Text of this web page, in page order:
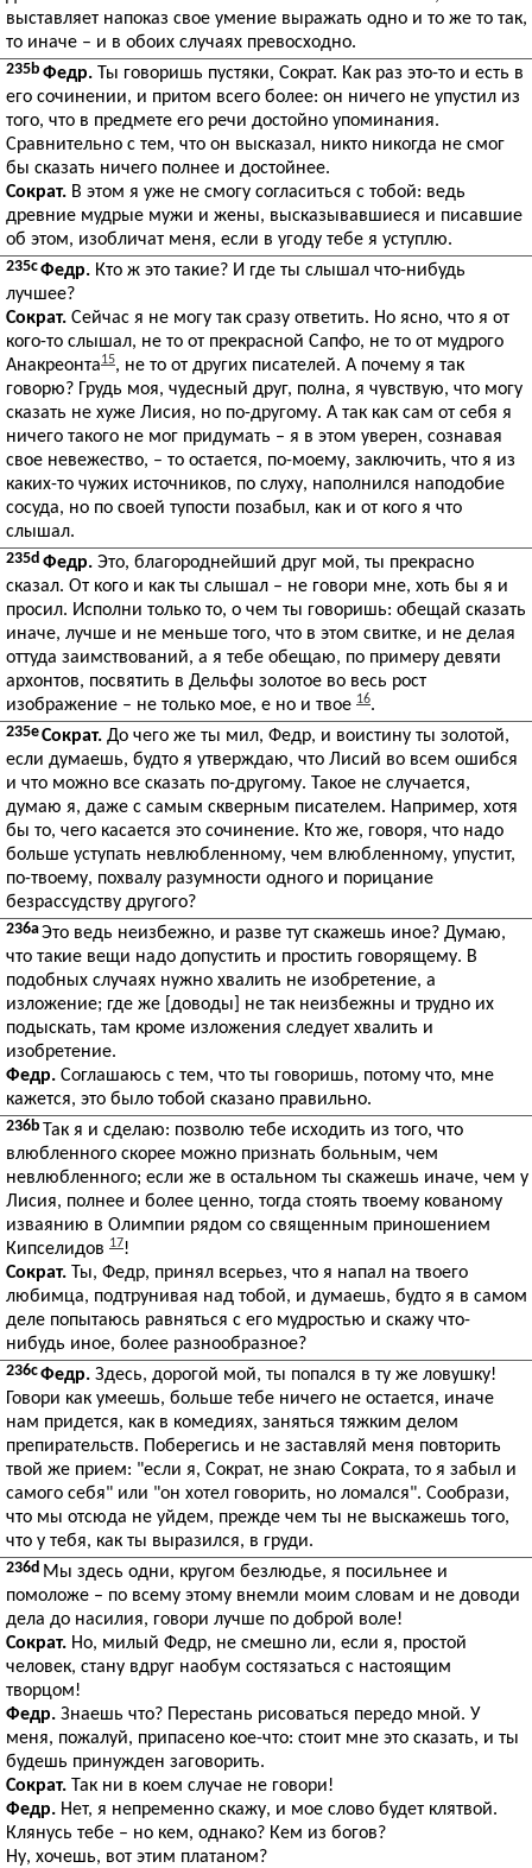
выставляет напоказ свое умение выражать одно и то же то так,
то иначе – и в обоих случаях превосходно.
235b Федр. Ты говоришь пустяки, Сократ. Как раз это-то и есть в
его сочинении, и притом всего более: он ничего не упустил из
того, что в предмете его речи достойно упоминания.
Сравнительно с тем, что он высказал, никто никогда не смог
бы сказать ничего полнее и достойнее.
Сократ. В этом я уже не смогу согласиться с тобой: ведь
древние мудрые мужи и жены, высказывавшиеся и писавшие
об этом, изобличат меня, если в угоду тебе я уступлю.
235cФедр. Кто ж это такие? И где ты слышал что-нибудь
лучшее?
Сократ. Сейчас я не могу так сразу ответить. Но ясно, что я от
кого-то слышал, не то от прекрасной Сапфо, не то от мудрого
Анакреонта15, не то от других писателей. А почему я так
говорю? Грудь моя, чудесный друг, полна, я чувствую, что могу
сказать не хуже Лисия, но по-другому. А так как сам от себя я
ничего такого не мог придумать – я в этом уверен, сознавая
свое невежество, – то остается, по-моему, заключить, что я из
каких-то чужих источников, по слуху, наполнился наподобие
сосуда, но по своей тупости позабыл, как и от кого я что
слышал.
235d Федр. Это, благороднейший друг мой, ты прекрасно
сказал. От кого и как ты слышал – не говори мне, хоть бы я и
просил. Исполни только то, о чем ты говоришь: обещай сказать
иначе, лучше и не меньше того, что в этом свитке, и не делая
оттуда заимствований, а я тебе обещаю, по примеру девяти
архонтов, посвятить в Дельфы золотое во весь рост
изображение – не только мое, е но и твое 16.
235eСократ. До чего же ты мил, Федр, и воистину ты золотой,
если думаешь, будто я утверждаю, что Лисий во всем ошибся
и что можно все сказать по-другому. Такое не случается,
думаю я, даже с самым скверным писателем. Например, хотя
бы то, чего касается это сочинение. Кто же, говоря, что надо
больше уступать невлюбленному, чем влюбленному, упустит,
по-твоему, похвалу разумности одного и порицание
безрассудству другого?
236aЭто ведь неизбежно, и разве тут скажешь иное? Думаю,
что такие вещи надо допустить и простить говорящему. В
подобных случаях нужно хвалить не изобретение, а
изложение; где же [доводы] не так неизбежны и трудно их
подыскать, там кроме изложения следует хвалить и
изобретение.
Федр. Соглашаюсь с тем, что ты говоришь, потому что, мне
кажется, это было тобой сказано правильно.
236b Так я и сделаю: позволю тебе исходить из того, что
влюбленного скорее можно признать больным, чем
невлюбленного; если же в остальном ты скажешь иначе, чем у
Лисия, полнее и более ценно, тогда стоять твоему кованому
изваянию в Олимпии рядом со священным приношением
Кипселидов 17!
Сократ. Ты, Федр, принял всерьез, что я напал на твоего
любимца, подтрунивая над тобой, и думаешь, будто я в самом
деле попытаюсь равняться с его мудростью и скажу что-
нибудь иное, более разнообразное?
236cФедр. Здесь, дорогой мой, ты попался в ту же ловушку!
Говори как умеешь, больше тебе ничего не остается, иначе
нам придется, как в комедиях, заняться тяжким делом
препирательств. Поберегись и не заставляй меня повторить
твой же прием: "если я, Сократ, не знаю Сократа, то я забыл и
самого себя" или "он хотел говорить, но ломался". Сообрази,
что мы отсюда не уйдем, прежде чем ты не выскажешь того,
что у тебя, как ты выразился, в груди.
236d Мы здесь одни, кругом безлюдье, я посильнее и
помоложе – по всему этому внемли моим словам и не доводи
дела до насилия, говори лучше по доброй воле!
Сократ. Но, милый Федр, не смешно ли, если я, простой
человек, стану вдруг наобум состязаться с настоящим
творцом!
Федр. Знаешь что? Перестань рисоваться передо мной. У
меня, пожалуй, припасено кое-что: стоит мне это сказать, и ты
будешь принужден заговорить.
Сократ. Так ни в коем случае не говори!
Федр. Нет, я непременно скажу, и мое слово будет клятвой.
Клянусь тебе – но кем, однако? Кем из богов?
Ну, хочешь, вот этим платаном?